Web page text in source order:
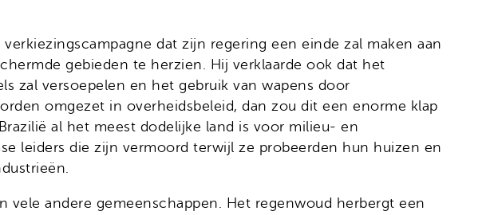
dat zijn regering een einde zal maken aan
gebieden te herzien. Hij verklaarde ook dat het
zal versoepelen en het gebruik van wapens door
omgezet in overheidsbeleid, dan zou dit een enorme klap
al het meest dodelijke land is voor milieu- en
leiders die zijn vermoord terwijl ze probeerden hun huizen en
andere gemeenschappen. Het regenwoud herbergt een